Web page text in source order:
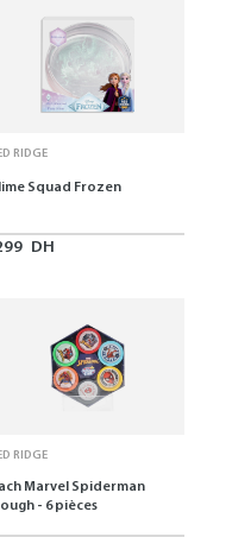
RIDGE
Squad Frozen
DH
RIDGE
Marvel Spiderman
- 6 pièces